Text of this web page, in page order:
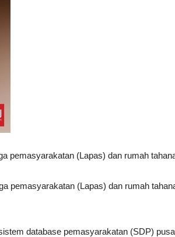
pemasyarakatan (Lapas) dan rumah
pemasyarakatan (Lapas) dan rumah
database pemasyarakatan (SDP)